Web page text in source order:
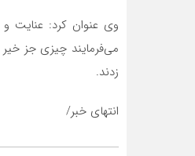
وی عنوان کرد: عنایت
می‌فرمایند چیزی جز خیر
زدند.
انتهای خبر/